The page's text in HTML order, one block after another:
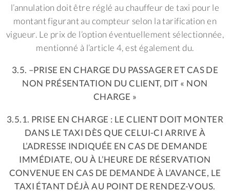
l’annulation doit être réglé au chauffeur de taxi pour le
montant figurant au compteur selon la tarification en
vigueur. Le prix de l’option éventuellement sélectionnée,
mentionné à l’article 4, est également du.
3.5. –PRISE EN CHARGE DU PASSAGER ET CAS DE
NON PRÉSENTATION DU CLIENT, DIT « NON
CHARGE »
3.5.1. PRISE EN CHARGE : LE CLIENT DOIT MONTER
DANS LE TAXI DÈS QUE CELUI-CI ARRIVE À
L’ADRESSE INDIQUÉE EN CAS DE DEMANDE
IMMÉDIATE, OU À L’HEURE DE RÉSERVATION
CONVENUE EN CAS DE DEMANDE À L’AVANCE, LE
TAXI ÉTANT DÉJÀ AU POINT DE RENDEZ-VOUS.